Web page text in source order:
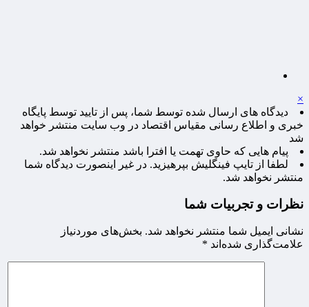
×
دیدگاه های ارسال شده توسط شما، پس از تایید توسط پایگاه
خبری و اطلاع رسانی مقیاس اقتصاد در وب سایت منتشر خواهد
شد
پیام هایی که حاوی تهمت یا افترا باشد منتشر نخواهد شد.
لطفا از تایپ فینگلیش بپرهیزید. در غیر اینصورت دیدگاه شما
منتشر نخواهد شد.
نظرات و تجربیات شما
نشانی ایمیل شما منتشر نخواهد شد. بخش‌های موردنیاز
علامت‌گذاری شده‌اند *